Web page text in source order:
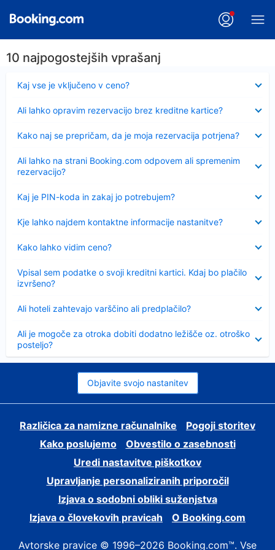
10 najpogostejših vprašanj
Kaj vse je vključeno v ceno?
Ali lahko opravim rezervacijo brez kreditne kartice?
Kako naj se prepričam, da je moja rezervacija potrjena?
Ali lahko na strani Booking.com odpovem ali spremenim
rezervacijo?
Kaj je PIN-koda in zakaj jo potrebujem?
Kje lahko najdem kontaktne informacije nastanitve?
Kako lahko vidim ceno?
Vpisal sem podatke o svoji kreditni kartici. Kdaj bo plačilo
izvršeno?
Ali hoteli zahtevajo varščino ali predplačilo?
Ali je mogoče za otroka dobiti dodatno ležišče oz. otroško
posteljo?
Objavite svojo nastanitev
Različica za namizne računalnike
Pogoji storitev
Kako poslujemo
Obvestilo o zasebnosti
Uredi nastavitve piškotkov
Upravljanje personaliziranih priporočil
Izjava o sodobni obliki suženjstva
Izjava o človekovih pravicah
O Booking.com
Avtorske pravice © 1996–2026 Booking.com™. Vse